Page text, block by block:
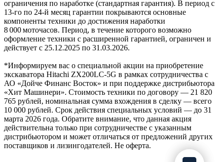
ограничения по наработке (стандартная гарантия). В период с
13‑го по 24‑й месяц гарантии покрываются основные
компоненты техники до достижения наработки
8 000 моточасов. Период, в течение которого возможно
оформление техники с расширенной гарантией, ограничен и
действует с 25.12.2025 по 31.03.2026.
*Информируем вас о специальной акции на приобретение
экскаватора Hitachi ZX200LC-5G в рамках сотрудничества с
АО «Дойче Финанс Восток» и при поддержке дистрибьютора
«Хит Машинери». Стоимость техники по договору — 21 820
765 рублей, номинальная сумма вхождения в сделку — всего
10 000 рублей. Срок действия специальных условий — до 31
марта 2026 года. Обратите внимание, что данная акция
действительна только при сотрудничестве с указанным
дистрибьютором и может отличаться от предложений других
поставщиков и лизингодателей. Не оферта.